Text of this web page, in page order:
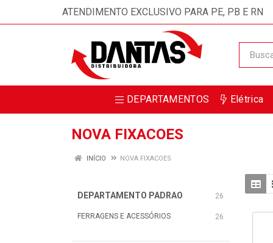
ATENDIMENTO EXCLUSIVO PARA PE, PB E RN
DEPARTAMENTOS Elétrica
NOVA FIXACOES
INÍCIO NOVA FIXACOES
DEPARTAMENTO PADRAO 26
FERRAGENS E ACESSÓRIOS 26